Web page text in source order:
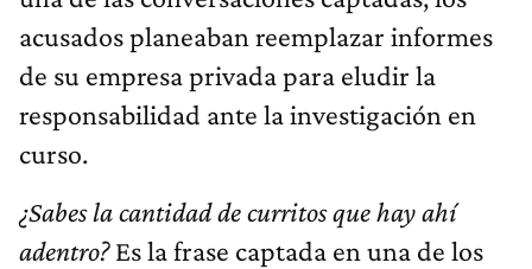
acusados planeaban reemplazar informes
de su empresa privada para eludir la
responsabilidad ante la investigación en
curso.
¿Sabes la cantidad de curritos que hay ahí
adentro?Es la frase captada en una de los